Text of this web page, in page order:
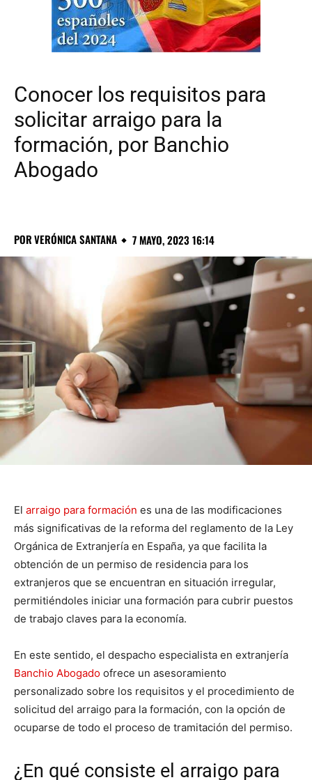
Conocer los requisitos para
solicitar arraigo para la
formación, por Banchio
Abogado
PORVERÓNICA SANTANA 7 MAYO, 2023 16:14
El arraigo para formación es una de las modificaciones
más significativas de la reforma del reglamento de la Ley
Orgánica de Extranjería en España, ya que facilita la
obtención de un permiso de residencia para los
extranjeros que se encuentran en situación irregular,
permitiéndoles iniciar una formación para cubrir puestos
de trabajo claves para la economía.
En este sentido, el despacho especialista en extranjería
Banchio Abogado ofrece un asesoramiento
personalizado sobre los requisitos y el procedimiento de
solicitud del arraigo para la formación, con la opción de
ocuparse de todo el proceso de tramitación del permiso.
¿En qué consiste el arraigo para